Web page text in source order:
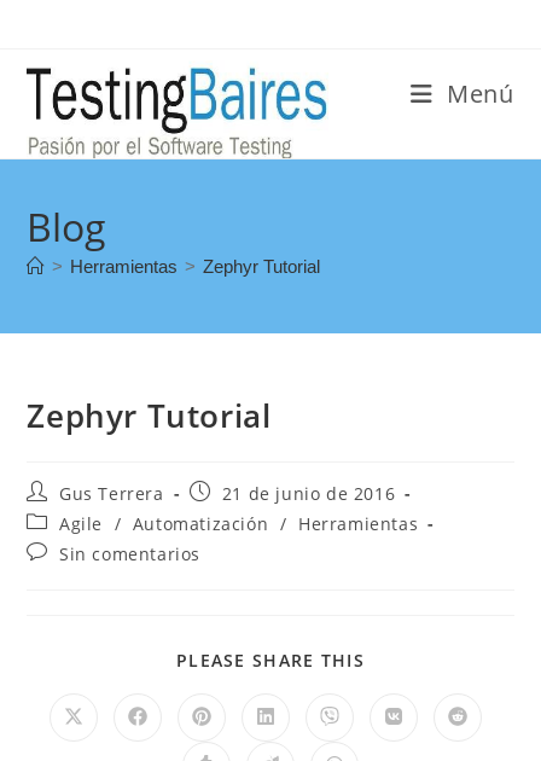
Menú
Blog
> Herramientas > Zephyr Tutorial
Zephyr Tutorial
Gus Terrera
21 de junio de 2016
Agile
/ Automatización / Herramientas
Sin comentarios
PLEASE SHARE THIS